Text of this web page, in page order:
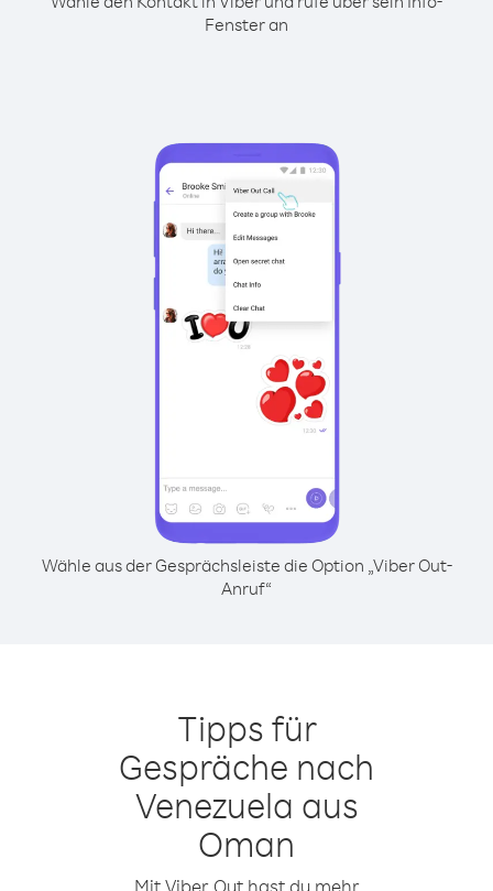
Fenster an
Wähle aus der Gesprächsleiste die Option „Viber Out-
Anruf“
Tipps für
Gespräche nach
Venezuela aus
Oman
Mit Viber Out hast du mehr